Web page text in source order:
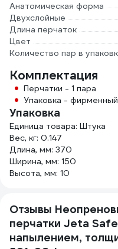
Анатомическая форма
Двухслойные
Длина перчаток
Цвет
Количество пар в
Комплектация
Перчатки - 1 пара
Упаковка -
Упаковка
Единица товара: Штука
Вес, кг: 0.147
Длина, мм: 370
Ширина, мм: 150
Высота, мм: 10
Отзывы
перчатки Jeta
напылением,